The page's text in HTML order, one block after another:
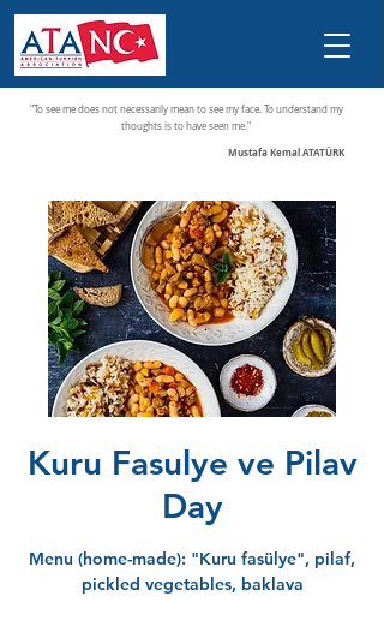
"To see me does not necessarily mean to see my face. To understand my
thoughts is to have seen me."
Mustafa Kemal ATATÜRK
Kuru Fasulye ve Pilav
Day
Menu (home-made): "Kuru fasülye", pilaf,
pickled vegetables, baklava